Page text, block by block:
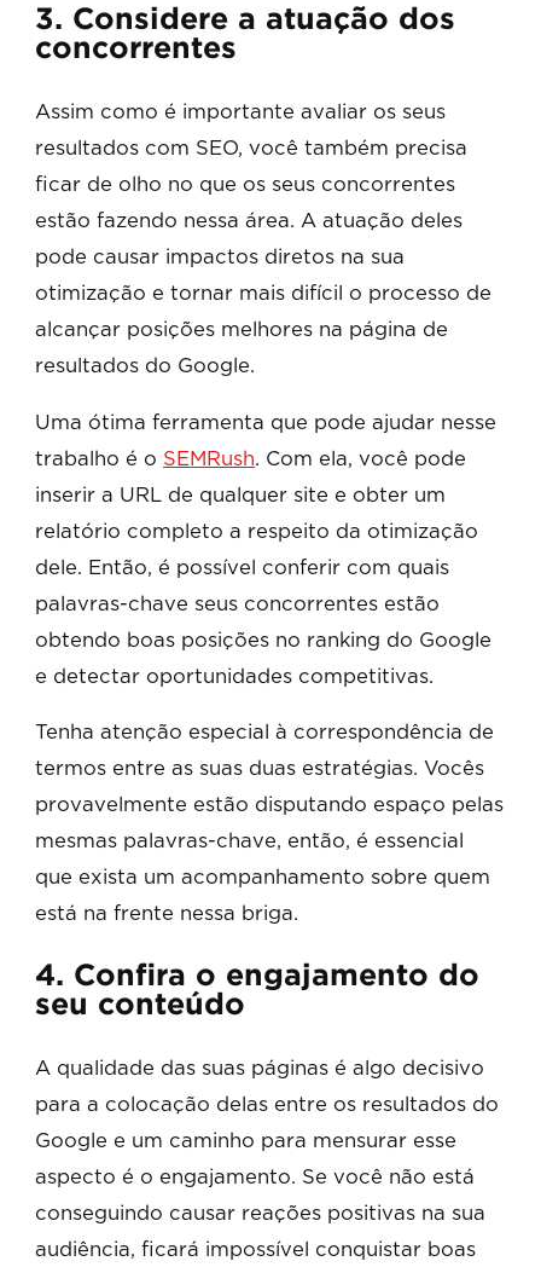
3. Considere a atuação dos
concorrentes
Assim como é importante avaliar os seus
resultados com SEO, você também precisa
ficar de olho no que os seus concorrentes
estão fazendo nessa área. A atuação deles
pode causar impactos diretos na sua
otimização e tornar mais difícil o processo de
alcançar posições melhores na página de
resultados do Google.
Uma ótima ferramenta que pode ajudar nesse
trabalho é o SEMRush. Com ela, você pode
inserir a URL de qualquer site e obter um
relatório completo a respeito da otimização
dele. Então, é possível conferir com quais
palavras-chave seus concorrentes estão
obtendo boas posições no ranking do Google
e detectar oportunidades competitivas.
Tenha atenção especial à correspondência de
termos entre as suas duas estratégias. Vocês
provavelmente estão disputando espaço pelas
mesmas palavras-chave, então, é essencial
que exista um acompanhamento sobre quem
está na frente nessa briga.
4. Confira o engajamento do
seu conteúdo
A qualidade das suas páginas é algo decisivo
para a colocação delas entre os resultados do
Google e um caminho para mensurar esse
aspecto é o engajamento. Se você não está
conseguindo causar reações positivas na sua
audiência, ficará impossível conquistar boas